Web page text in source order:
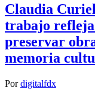
Claudia
trabajo
preservar
memoria
Por digitalfdx